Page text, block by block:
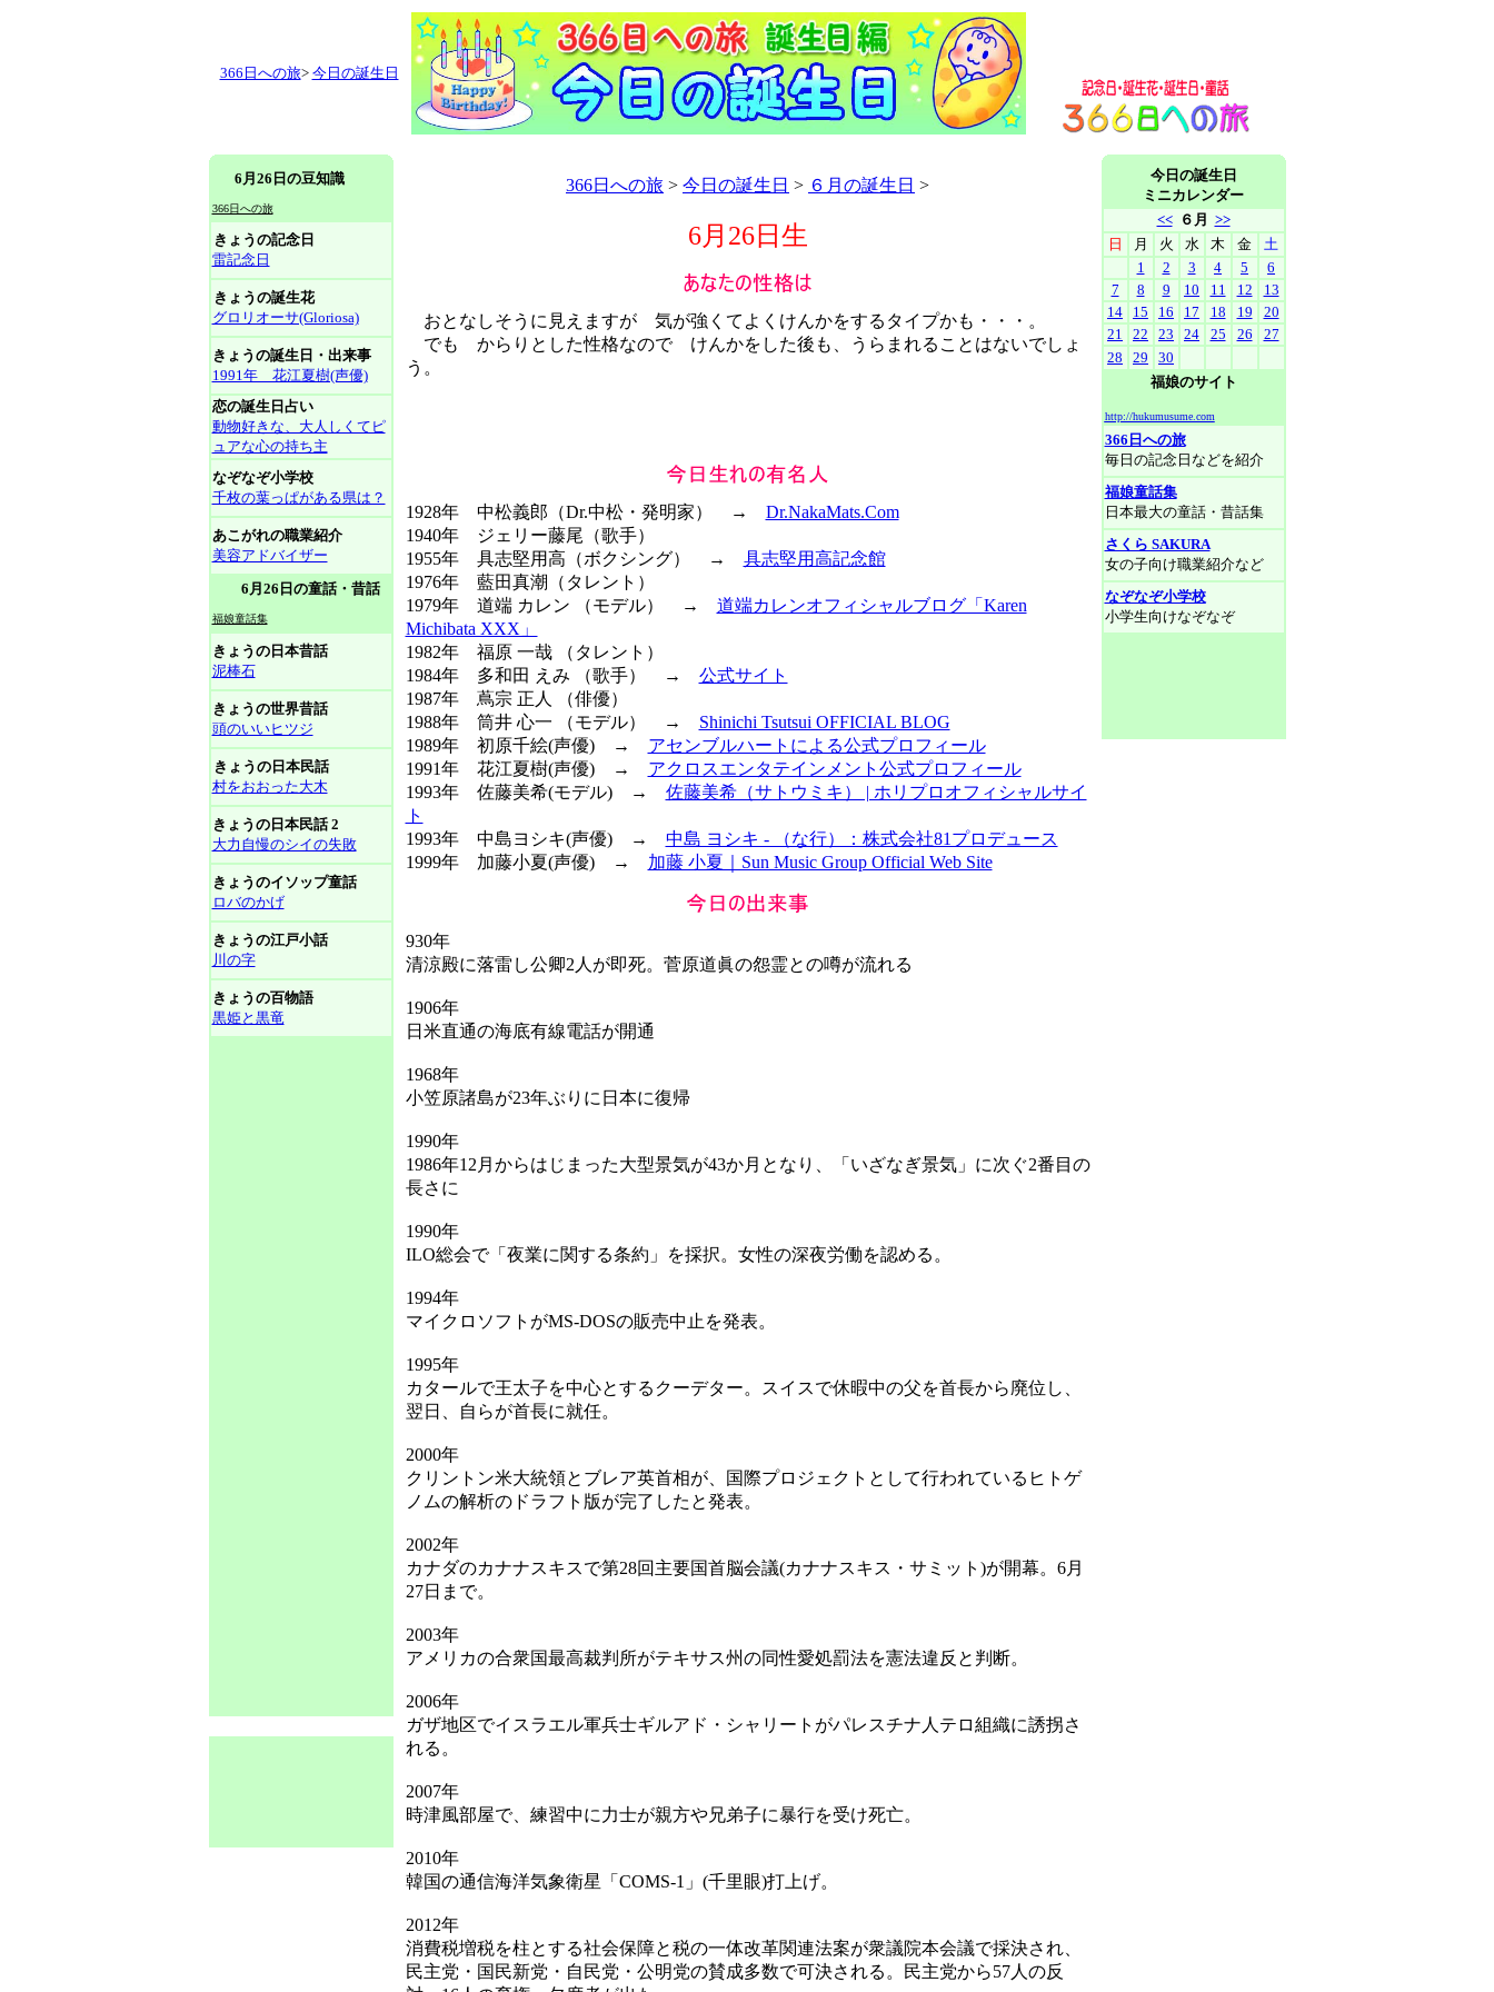
366日への旅> 今日の誕生日
6月26日の豆知識
366日への旅
きょうの記念日
雷記念日
きょうの誕生花
グロリオーサ(Gloriosa)
きょうの誕生日・出来事
1991年 花江夏樹(声優)
恋の誕生日占い
動物好きな、大人しくてピ
ュアな心の持ち主
なぞなぞ小学校
千枚の葉っぱがある県は？
あこがれの職業紹介
美容アドバイザー
6月26日の童話・昔話
福娘童話集
きょうの日本昔話
泥棒石
きょうの世界昔話
頭のいいヒツジ
きょうの日本民話
村をおおった大木
きょうの日本民話 2
大力自慢のシイの失敗
きょうのイソップ童話
ロバのかげ
きょうの江戸小話
川の字
きょうの百物語
黒姫と黒竜
366日への旅 > 今日の誕生日 > ６月の誕生日 >
6月26日生
おとなしそうに見えますが 気が強くてよくけんかをするタイプかも・・・。
でも からりとした性格なので けんかをした後も、うらまれることはないでしょ
う。
1928年 中松義郎（Dr.中松・発明家） → Dr.NakaMats.Com
1940年 ジェリー藤尾（歌手）
1955年 具志堅用高（ボクシング） → 具志堅用高記念館
1976年 藍田真潮（タレント）
1979年 道端 カレン （モデル） → 道端カレンオフィシャルブログ「Karen
Michibata XXX」
1982年 福原 一哉 （タレント）
1984年 多和田 えみ （歌手） → 公式サイト
1987年 蔦宗 正人 （俳優）
1988年 筒井 心一 （モデル） → Shinichi Tsutsui OFFICIAL BLOG
1989年 初原千絵(声優) → アセンブルハートによる公式プロフィール
1991年 花江夏樹(声優) → アクロスエンタテインメント公式プロフィール
1993年 佐藤美希(モデル) → 佐藤美希（サトウミキ） | ホリプロオフィシャルサイ
ト
1993年 中島ヨシキ(声優) → 中島 ヨシキ - （な行）：株式会社81プロデュース
1999年 加藤小夏(声優) → 加藤 小夏｜Sun Music Group Official Web Site
930年
清涼殿に落雷し公卿2人が即死。菅原道眞の怨霊との噂が流れる
1906年
日米直通の海底有線電話が開通
1968年
小笠原諸島が23年ぶりに日本に復帰
1990年
1986年12月からはじまった大型景気が43か月となり、「いざなぎ景気」に次ぐ2番目の
長さに
1990年
ILO総会で「夜業に関する条約」を採択。女性の深夜労働を認める。
1994年
マイクロソフトがMS-DOSの販売中止を発表。
1995年
カタールで王太子を中心とするクーデター。スイスで休暇中の父を首長から廃位し、
翌日、自らが首長に就任。
2000年
クリントン米大統領とブレア英首相が、国際プロジェクトとして行われているヒトゲ
ノムの解析のドラフト版が完了したと発表。
2002年
カナダのカナナスキスで第28回主要国首脳会議(カナナスキス・サミット)が開幕。6月
27日まで。
2003年
アメリカの合衆国最高裁判所がテキサス州の同性愛処罰法を憲法違反と判断。
2006年
ガザ地区でイスラエル軍兵士ギルアド・シャリートがパレスチナ人テロ組織に誘拐さ
れる。
2007年
時津風部屋で、練習中に力士が親方や兄弟子に暴行を受け死亡。
2010年
韓国の通信海洋気象衛星「COMS-1」(千里眼)打上げ。
2012年
消費税増税を柱とする社会保障と税の一体改革関連法案が衆議院本会議で採決され、
民主党・国民新党・自民党・公明党の賛成多数で可決される。民主党から57人の反
今日の誕生日
ミニカレンダー
<<６月 >>
日
月 火 水 木 金
土
1
2 3 4 5
6
7
8 9 10 11 12
13
14
15 16 17 18 19
20
21
22 23 24 25 26
27
28
29
30
福娘のサイト
http://hukumusume.com
366日への旅
毎日の記念日などを紹介
福娘童話集
日本最大の童話・昔話集
さくら SAKURA
女の子向け職業紹介など
なぞなぞ小学校
小学生向けなぞなぞ